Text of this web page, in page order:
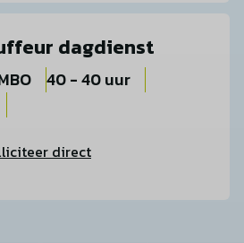
dagdienst
40 - 40 uur
direct